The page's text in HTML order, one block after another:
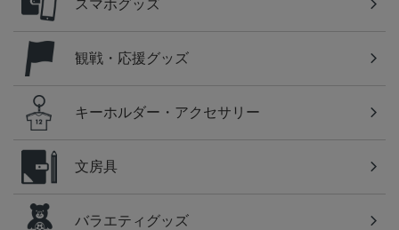
スマホグッズ
観戦・応援グッズ
キーホルダー・アクセサリー
文房具
バラエティグッズ